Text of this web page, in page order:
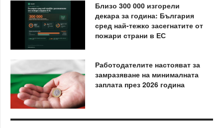
Близо 300 000 изгорели
декара за година: България
сред най-тежко засегнатите от
пожари страни в ЕС
Работодателите настояват за
замразяване на минималната
заплата през 2026 година